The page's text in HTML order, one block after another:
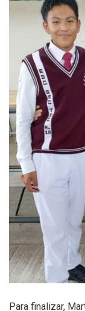
Para finalizar,